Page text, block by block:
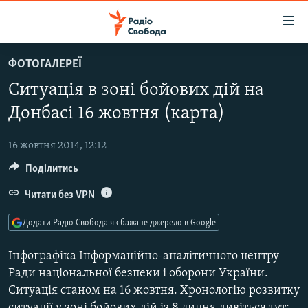
до
основного
матеріалу
Перейти
до
навігації
Перейти
пошуку
ВСЕ ЗА ДОБУ
СТАТТІ
ПОЛІТИКА
ЕКОНОМІКА
СУСПІЛЬСТВО
КУЛЬТУРА
УКРАЇНА
СВІТ
ВІЙНА
РОСІЙСЬКА «ФІЛЬТРАЦІЯ»
ДОНБАС.РЕАЛІЇ
КРИМ.РЕАЛІЇ
ТИ ЯК?
СХЕМИ
КИТАЙ.ВИКЛИКИ
ФОТОГАЛЕРЕЇ
Ситуація в зоні бойових дій на
Донбасі 16 жовтня (карта)
16 жовтня 2014, 12:12
Інфографіка Інформаційно-аналітичного центру
Ради національної безпеки і оборони України.
Ситуація станом на 16 жовтня. Хронологію розвитку
Поділитись
Читати без VPN
Додати Радіо Свобода як бажане джерело в Google